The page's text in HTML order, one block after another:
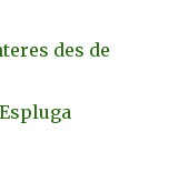
des de